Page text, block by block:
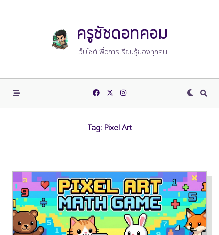
ครูชัชดอทคอม
เว็บไซต์เพื่อการเรียนรู้ของทุกคน
Tag: Pixel Art